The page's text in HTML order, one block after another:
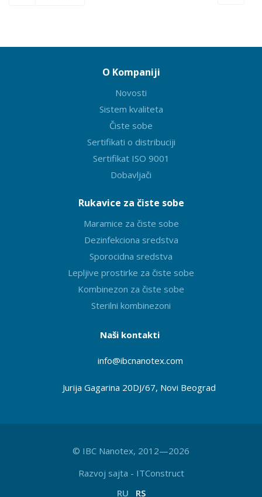
O Kompaniji
Novosti
Sistem kvaliteta
Čiste sobe
Sertifikati o distribuciji
Sertifikat ISO 9001
Dobavljači
Rukavice za čiste sobe
Maramice za čiste sobe
Dezinfekciona sredstva
Sporocidna sredstva
Lepljive prostirke za čiste sobe
Kombinezon za čiste sobe
Sterilni kombinezoni
Naši kontakti
info@ibcnanotex.com
Jurija Gagarina 20DJ/67, Novi Beograd
© IBC Nanotex, 2012—2026
Razvoj sajta - ITConstruct
RU
RS